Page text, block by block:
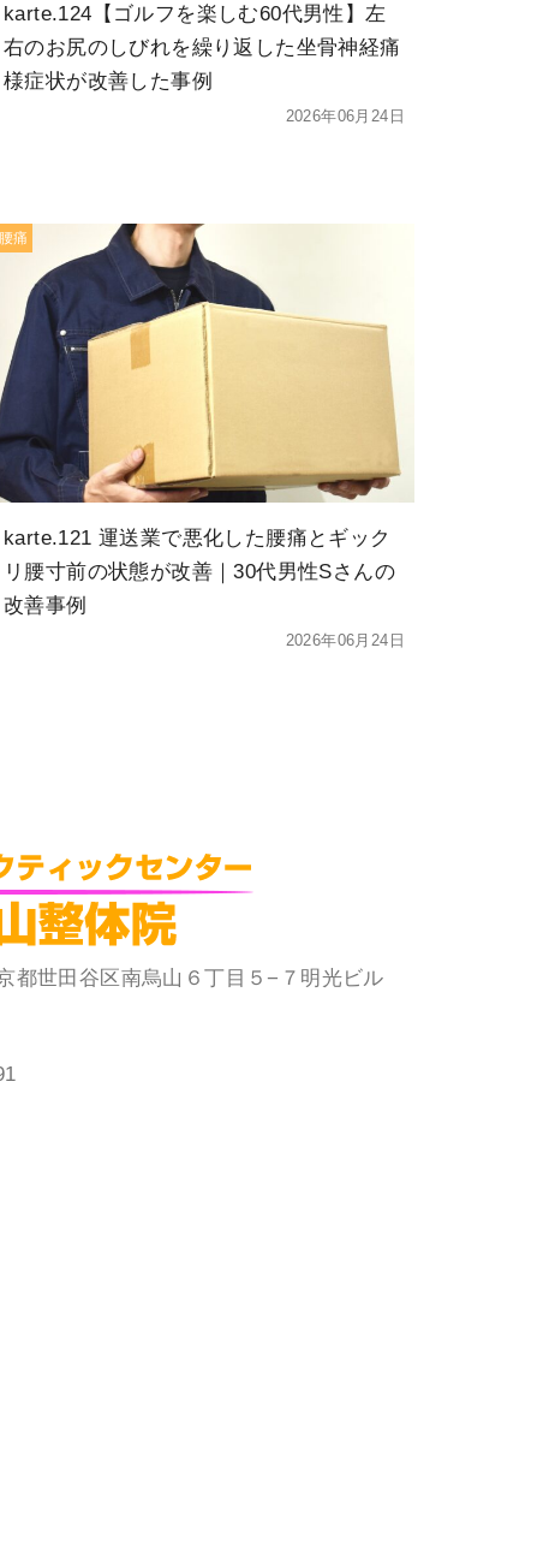
karte.124【ゴルフを楽しむ60代男性】左
右のお尻のしびれを繰り返した坐骨神経痛
様症状が改善した事例
2026年06月24日
腰痛
karte.121 運送業で悪化した腰痛とギック
リ腰寸前の状態が改善｜30代男性Sさんの
改善事例
2026年06月24日
都世田谷区南烏山６丁目５−７明光ビル